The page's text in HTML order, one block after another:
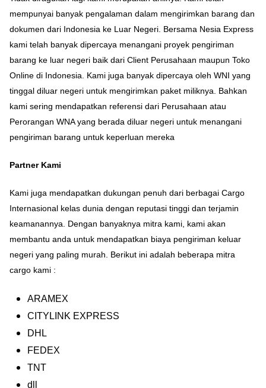
mempunyai banyak pengalaman dalam mengirimkan barang dan
dokumen dari Indonesia ke Luar Negeri. Bersama Nesia Express
kami telah banyak dipercaya menangani proyek pengiriman
barang ke luar negeri baik dari Client Perusahaan maupun Toko
Online di Indonesia. Kami juga banyak dipercaya oleh WNI yang
tinggal diluar negeri untuk mengirimkan paket miliknya. Bahkan
kami sering mendapatkan referensi dari Perusahaan atau
Perorangan WNA yang berada diluar negeri untuk menangani
pengiriman barang untuk keperluan mereka
Partner Kami
Kami juga mendapatkan dukungan penuh dari berbagai Cargo
Internasional kelas dunia dengan reputasi tinggi dan terjamin
keamanannya. Dengan banyaknya mitra kami, kami akan
membantu anda untuk mendapatkan biaya pengiriman keluar
negeri yang paling murah. Berikut ini adalah beberapa mitra
cargo kami :
ARAMEX
CITYLINK EXPRESS
DHL
FEDEX
TNT
dll